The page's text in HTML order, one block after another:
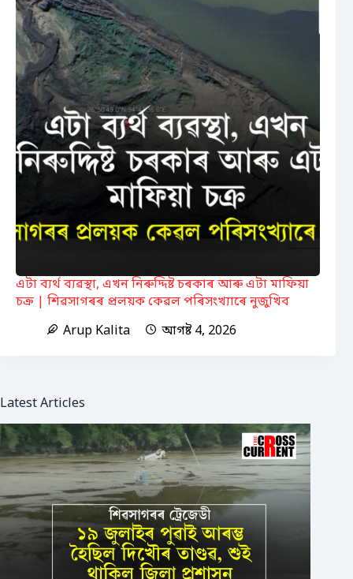
এটা ব্যৰ্থ ব্যৱস্থা, এখন নিৰুদ্দিষ্ট চৰকাৰ আৰু এটা মাফিয়া
চক্ৰ | শিৱসাগৰৰ প্ৰলয়ক কেৱল পৰিসংখ্যাৰে নুজুখিব
Arup Kalita
আগষ্ট 4, 2026
Latest Articles